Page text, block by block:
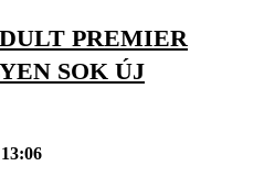
PREMIER
SOK ÚJ